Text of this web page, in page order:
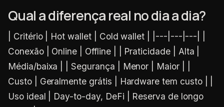
Qual a diferença real no dia a dia?
| Critério | Hot wallet | Cold wallet | |---|---|---| |
Conexão | Online | Offline | | Praticidade | Alta |
Média/baixa | | Segurança | Menor | Maior | |
Custo | Geralmente grátis | Hardware tem custo | |
Uso ideal | Day-to-day, DeFi | Reserva de longo